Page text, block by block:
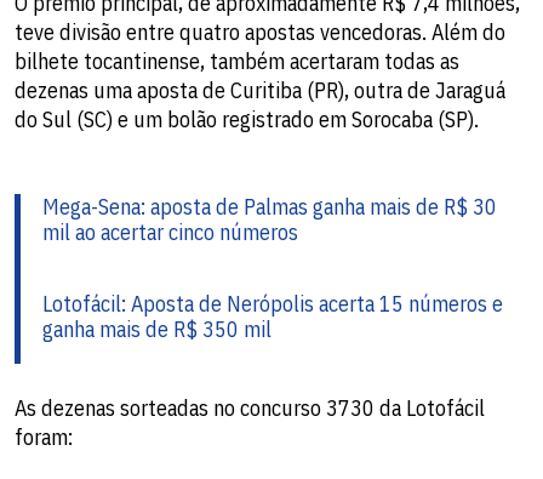
teve divisão entre quatro apostas vencedoras. Além do
bilhete tocantinense, também acertaram todas as
dezenas uma aposta de Curitiba (PR), outra de Jaraguá
do Sul (SC) e um bolão registrado em Sorocaba (SP).
Mega-Sena: aposta de Palmas ganha mais de R$ 30
mil ao acertar cinco números
Lotofácil: Aposta de Nerópolis acerta 15 números e
ganha mais de R$ 350 mil
As dezenas sorteadas no concurso 3730 da Lotofácil
foram: